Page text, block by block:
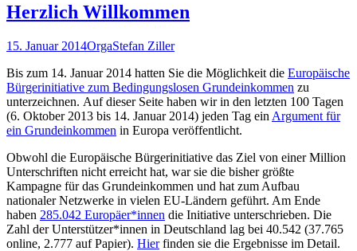
Herzlich Willkommen
15. Januar 2014OrgaStefan Ziller
Bis zum 14. Januar 2014 hatten Sie die Möglichkeit die Europäische
Bürgerinitiative zum Bedingungslosen Grundeinkommen zu
unterzeichnen. Auf dieser Seite haben wir in den letzten 100 Tagen
(6. Oktober 2013 bis 14. Januar 2014) jeden Tag ein Argument für
ein Grundeinkommen in Europa veröffentlicht.
Obwohl die Europäische Bürgerinitiative das Ziel von einer Million
Unterschriften nicht erreicht hat, war sie die bisher größte
Kampagne für das Grundeinkommen und hat zum Aufbau
nationaler Netzwerke in vielen EU-Ländern geführt. Am Ende
haben 285.042 Europäer*innen die Initiative unterschrieben. Die
Zahl der Unterstützer*innen in Deutschland lag bei 40.542 (37.765
online, 2.777 auf Papier). Hierfinden sie die Ergebnisse im Detail.